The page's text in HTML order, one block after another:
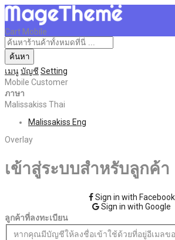
Cart Mobile
ค้นหา
เมนูบัญชี Setting
Mobile Customer
ภาษา
Malissakiss Thai
Malissakiss Eng
Overlay
เข้าสู่ระบบสำหรับลูกค้า
Sign in with Facebook
Sign in with Google
ลูกค้าที่ลงทะเบียน
หากคุณมีบัญชีให้ลงชื่อเข้าใช้ด้วยที่อยู่อีเมลข